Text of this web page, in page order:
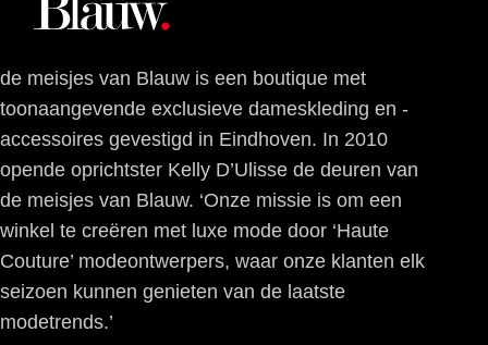
de meisjes van Blauw is een boutique met
toonaangevende exclusieve dameskleding en -
accessoires gevestigd in Eindhoven. In 2010
opende oprichtster Kelly D’Ulisse de deuren van
de meisjes van Blauw. ‘Onze missie is om een
winkel te creëren met luxe mode door ‘Haute
Couture’ modeontwerpers, waar onze klanten elk
seizoen kunnen genieten van de laatste
modetrends.’